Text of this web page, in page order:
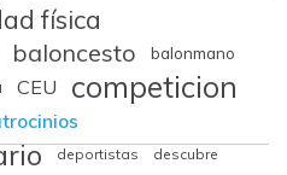
física
baloncesto balonmano
CEU competicion
deportistas descubre